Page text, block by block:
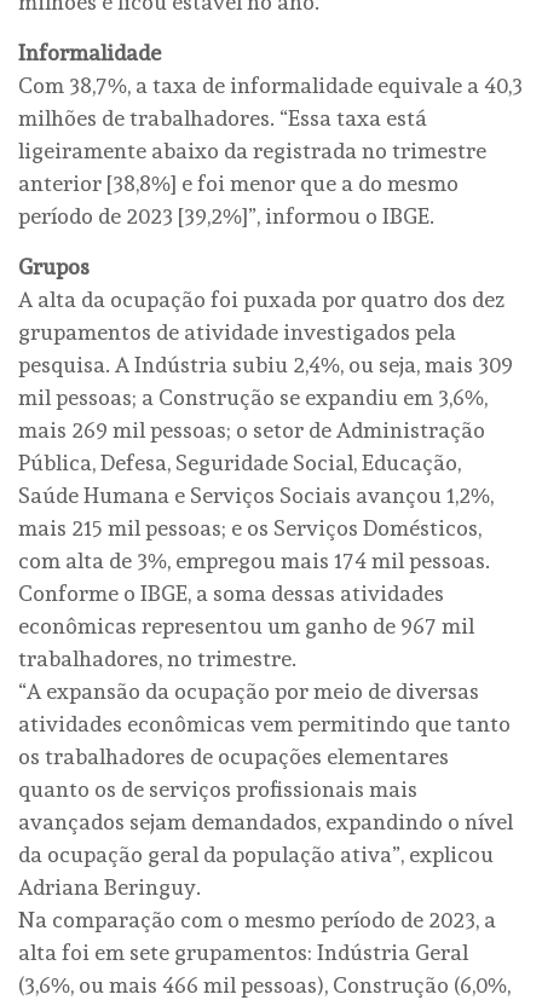
Informalidade
Com 38,7%, a taxa de informalidade equivale a 40,3
milhões de trabalhadores. “Essa taxa está
ligeiramente abaixo da registrada no trimestre
anterior [38,8%] e foi menor que a do mesmo
período de 2023 [39,2%]”, informou o IBGE.
Grupos
A alta da ocupação foi puxada por quatro dos dez
grupamentos de atividade investigados pela
pesquisa. A Indústria subiu 2,4%, ou seja, mais 309
mil pessoas; a Construção se expandiu em 3,6%,
mais 269 mil pessoas; o setor de Administração
Pública, Defesa, Seguridade Social, Educação,
Saúde Humana e Serviços Sociais avançou 1,2%,
mais 215 mil pessoas; e os Serviços Domésticos,
com alta de 3%, empregou mais 174 mil pessoas.
Conforme o IBGE, a soma dessas atividades
econômicas representou um ganho de 967 mil
trabalhadores, no trimestre.
“A expansão da ocupação por meio de diversas
atividades econômicas vem permitindo que tanto
os trabalhadores de ocupações elementares
quanto os de serviços profissionais mais
avançados sejam demandados, expandindo o nível
da ocupação geral da população ativa”, explicou
Adriana Beringuy.
Na comparação com o mesmo período de 2023, a
alta foi em sete grupamentos: Indústria Geral
(3,6%, ou mais 466 mil pessoas), Construção (6,0%,